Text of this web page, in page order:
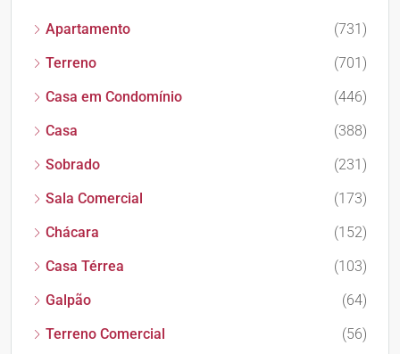
Apartamento
(731)
Terreno
(701)
Casa em Condomínio
(446)
Casa
(388)
Sobrado
(231)
Sala Comercial
(173)
Chácara
(152)
Casa Térrea
(103)
Galpão
(64)
Terreno Comercial
(56)